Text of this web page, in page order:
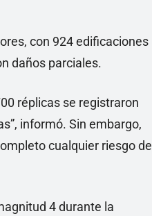
con 924 edificaciones
daños parciales.
réplicas se registraron
informó. Sin embargo,
cualquier riesgo de
4 durante la